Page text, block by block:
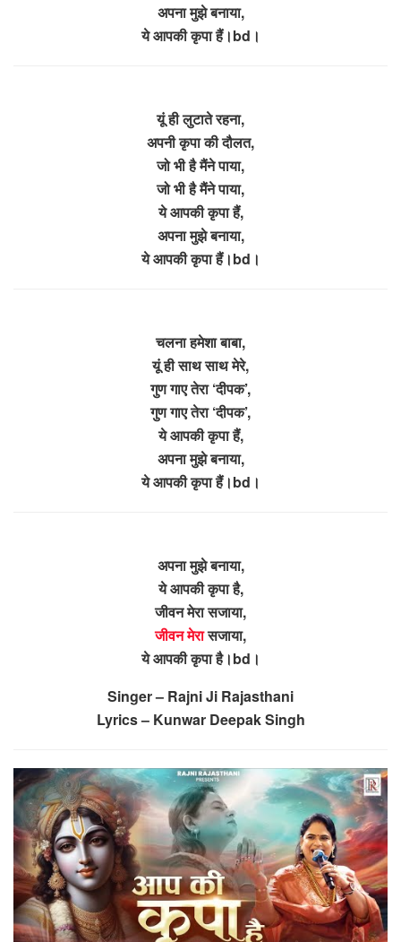
अपना मुझे बनाया,
ये आपकी कृपा हैं।bd।
यूं ही लुटाते रहना,
अपनी कृपा की दौलत,
जो भी है मैंने पाया,
जो भी है मैंने पाया,
ये आपकी कृपा हैं,
अपना मुझे बनाया,
ये आपकी कृपा हैं।bd।
चलना हमेशा बाबा,
यूं ही साथ साथ मेरे,
गुण गाए तेरा ‘दीपक’,
गुण गाए तेरा ‘दीपक’,
ये आपकी कृपा हैं,
अपना मुझे बनाया,
ये आपकी कृपा हैं।bd।
अपना मुझे बनाया,
ये आपकी कृपा है,
जीवन मेरा सजाया,
जीवन मेरासजाया,
ये आपकी कृपा है।bd।
Singer – Rajni Ji Rajasthani
Lyrics – Kunwar Deepak Singh